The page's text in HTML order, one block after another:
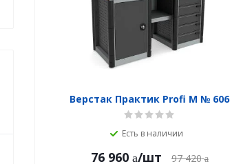
Верстак Практик Profi M № 606
Есть в наличии
76 960 /шт 97 420